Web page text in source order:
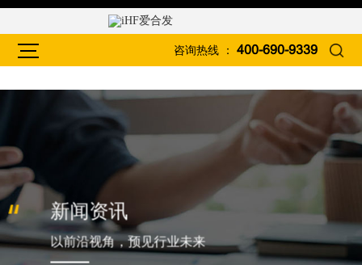
咨询热线 ： 400-690-9339
新闻资讯
以前沿视角，预见行业未来